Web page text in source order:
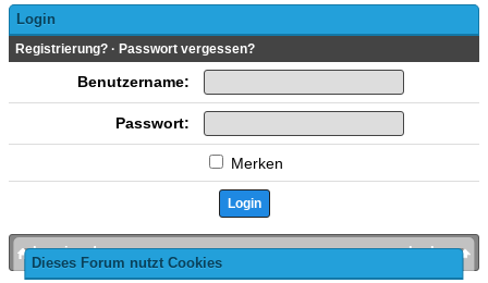
Dieses Forum nutzt Cookies
Login
Registrierung? · Passwort vergessen?
Benutzername:
Passwort:
Merken
nach oben
bronies.de